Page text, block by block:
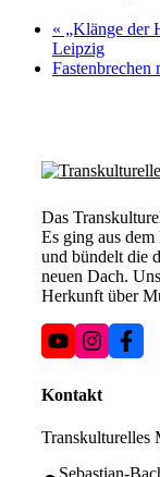
« „Klänge der
Leipzig
Das
Es ging aus
und bündelt die
neuen Dach.
Herkunft über
Kontakt
Transkulturelles
Sebastian-